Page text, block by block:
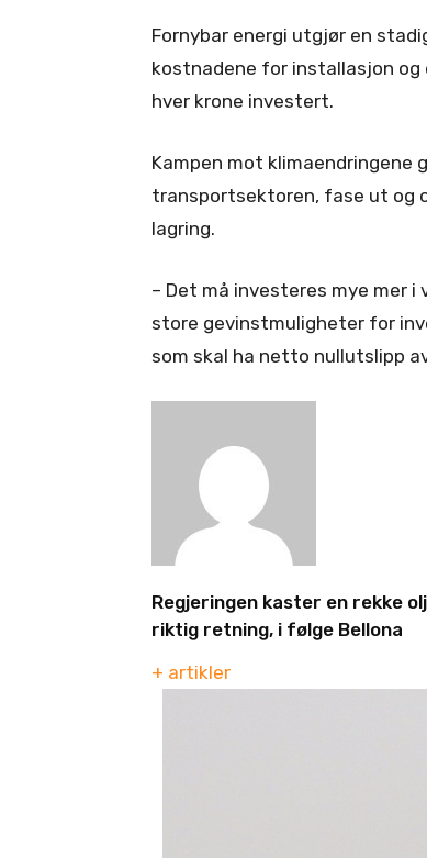
Fornybar energi utgjør en
kostnadene for installasjon
hver krone investert.
Kampen mot klimaendringene
transportsektoren, fase ut og
lagring.
– Det må investeres mye mer
store gevinstmuligheter for
som skal ha netto nullutslipp
Regjeringen kaster en rekke
riktig retning, i følge Bellona
+ artikler